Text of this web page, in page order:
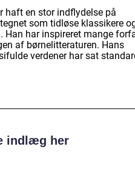
haft en stor indflydelse på
som tidløse klassikere
har inspireret mange
af børnelitteraturen. Hans
verdener har sat
indlæg her